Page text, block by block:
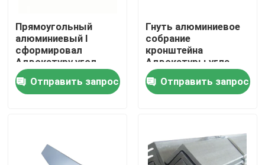
Продукция
Прямоугольный
алюминиевый l
сформировал
Адвокатуру угол
0.4mm-500mm 6000
серий двойной
Отправить запрос
Гнуть алюминиевое
собрание
кронштейна
Адвокатуры угла
анодированное
ставит аксессуары
на обсуждение 5083
Отправить запрос